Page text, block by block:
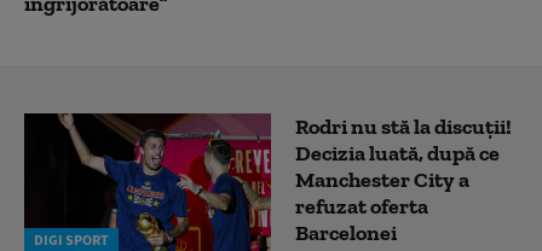
DIGI SPORT
Rodri nu stă la discuții!
Decizia luată, după ce
Manchester City a
refuzat oferta
Barcelonei